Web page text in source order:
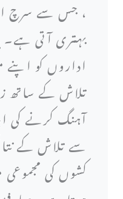
، جس سے سرچ
بہتری آتی ہے۔
اداروں کو اپنے
تلاش کے ساتھ
آہنگ کرنے کی
سے تلاش کے
کشوں کی